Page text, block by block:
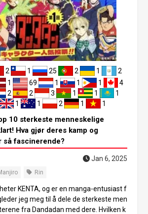
2 1 25 2 1
2
1 69 1 1 1
4
2 2 3 1 1
1
1 1 2 1 1
10 sterkeste menneskelige
Hva gjør deres kamp og
så fascinerende?
Jan 6, 2025
Rin
KENTA, og er en manga-entusiast f
jeg meg til å dele de sterkeste men
fra Dandadan med dere. Hvilken k